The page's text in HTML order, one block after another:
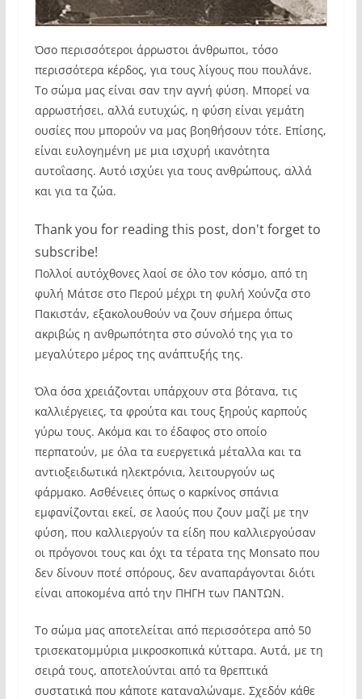
Όσο περισσότεροι άρρωστοι άνθρωποι, τόσο
περισσότερα κέρδος, για τους λίγους που πουλάνε.
Το σώμα μας είναι σαν την αγνή φύση. Μπορεί να
αρρωστήσει, αλλά ευτυχώς, η φύση είναι γεμάτη
ουσίες που μπορούν να μας βοηθήσουν τότε. Επίσης,
είναι ευλογημένη με μια ισχυρή ικανότητα
αυτοΐασης. Αυτό ισχύει για τους ανθρώπους, αλλά
και για τα ζώα.
Thank you for reading this post, don't forget to
subscribe!
Πολλοί αυτόχθονες λαοί σε όλο τον κόσμο, από τη
φυλή Μάτσε στο Περού μέχρι τη φυλή Χούνζα στο
Πακιστάν, εξακολουθούν να ζουν σήμερα όπως
ακριβώς η ανθρωπότητα στο σύνολό της για το
μεγαλύτερο μέρος της ανάπτυξής της.
Όλα όσα χρειάζονται υπάρχουν στα βότανα, τις
καλλιέργειες, τα φρούτα και τους ξηρούς καρπούς
γύρω τους. Ακόμα και το έδαφος στο οποίο
περπατούν, με όλα τα ευεργετικά μέταλλα και τα
αντιοξειδωτικά ηλεκτρόνια, λειτουργούν ως
φάρμακο. Ασθένειες όπως ο καρκίνος σπάνια
εμφανίζονται εκεί, σε λαούς που ζουν μαζί με την
φύση, που καλλιεργούν τα είδη που καλλιεργούσαν
οι πρόγονοι τους και όχι τα τέρατα της Monsato που
δεν δίνουν ποτέ σπόρους, δεν αναπαράγονται διότι
είναι αποκομένα από την ΠΗΓΗ των ΠΑΝΤΩΝ.
Το σώμα μας αποτελείται από περισσότερα από 50
τρισεκατομμύρια μικροσκοπικά κύτταρα. Αυτά, με τη
σειρά τους, αποτελούνται από τα θρεπτικά
συστατικά που κάποτε καταναλώναμε. Σχεδόν κάθε